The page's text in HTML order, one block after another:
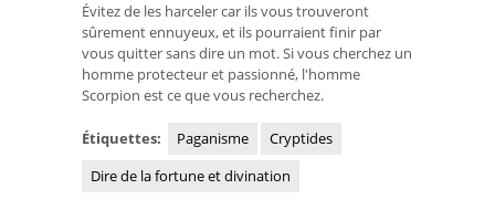
Évitez de les harceler car ils vous trouveront
sûrement ennuyeux, et ils pourraient finir par
vous quitter sans dire un mot. Si vous cherchez un
homme protecteur et passionné, l'homme
Scorpion est ce que vous recherchez.
Étiquettes: Paganisme
Cryptides
Dire de la fortune et divination